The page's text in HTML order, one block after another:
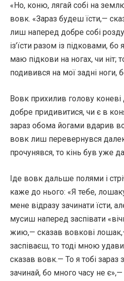
«Но, коню, лягай собі на
вовк. «Зараз будеш їсти,—
лиш наперед добре собі
із’їсти разом із підковами,
маю підкови на ногах, чи ніт;
подивився на мої задні ноги,
Вовк прихилив голову коневі
добре придивитися, чи є в
зараз обома йогами вдарив
вовк лиш перевернувся
прочунявся, то кінь був уже
Іде вовк дальше полями і
каже до нього: «Я тебе,
мене відразу зачинати їсти,
мусиш наперед заспівати
жию,— сказав вовкові
заспіваєш, то тоді мною
сказав вовк.— То я тобі зараз
зачинай, бо много часу не